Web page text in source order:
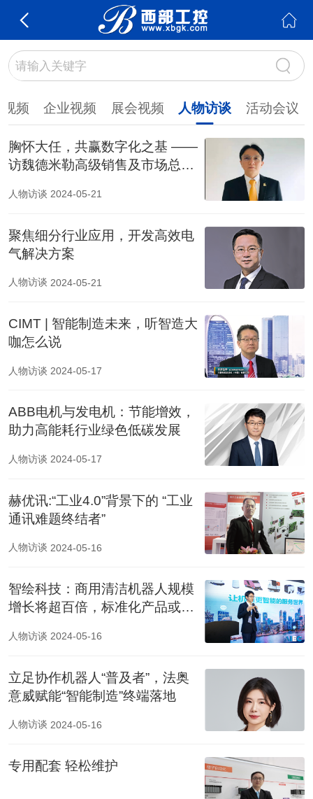
频 企业视频 展会视频 人物访谈 活动会议
胸怀大任，共赢数字化之基 ——
访魏德米勒高级销售及市场总
人物访谈 2024-05-21
聚焦细分行业应用，开发高效电
气解决方案
人物访谈 2024-05-21
CIMT | 智能制造未来，听智造大
咖怎么说
人物访谈 2024-05-17
ABB电机与发电机：节能增效，
助力高能耗行业绿色低碳发展
人物访谈 2024-05-17
赫优讯:“工业4.0”背景下的 “工业
通讯难题终结者”
人物访谈 2024-05-16
智绘科技：商用清洁机器人规模
增长将超百倍，标准化产品或成
人物访谈 2024-05-16
立足协作机器人“普及者”，法奥
意威赋能“智能制造”终端落地
人物访谈 2024-05-16
专用配套 轻松维护